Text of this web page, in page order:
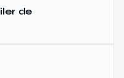
de